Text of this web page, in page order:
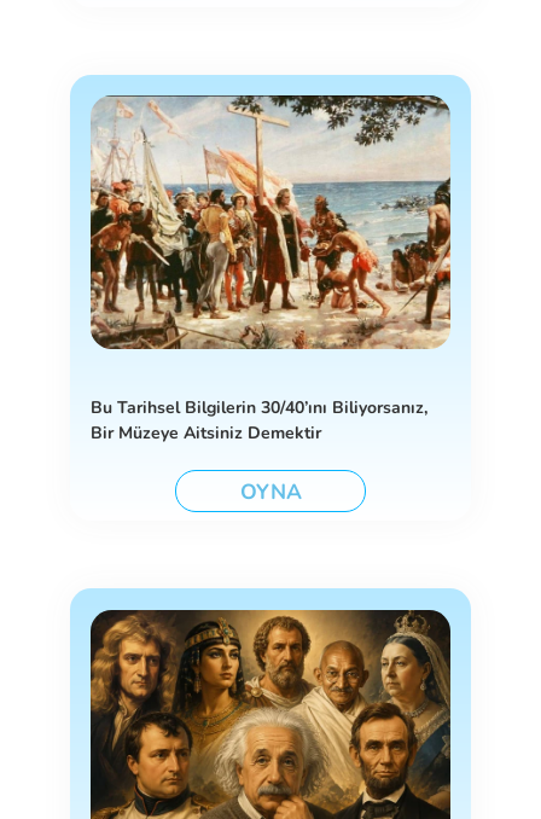
Bu Tarihsel Bilgilerin 30/40’ını Biliyorsanız,
Bir Müzeye Aitsiniz Demektir
OYNA